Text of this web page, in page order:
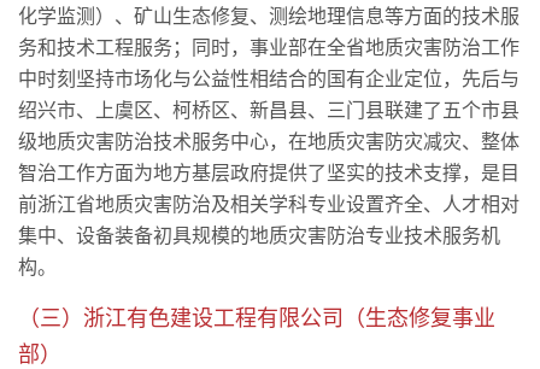
化学监测）、矿山生态修复、测绘地理信息等方面的技术服
务和技术工程服务；同时，事业部在全省地质灾害防治工作
中时刻坚持市场化与公益性相结合的国有企业定位，先后与
绍兴市、上虞区、柯桥区、新昌县、三门县联建了五个市县
级地质灾害防治技术服务中心，在地质灾害防灾减灾、整体
智治工作方面为地方基层政府提供了坚实的技术支撑，是目
前浙江省地质灾害防治及相关学科专业设置齐全、人才相对
集中、设备装备初具规模的地质灾害防治专业技术服务机
构。
（三）浙江有色建设工程有限公司（生态修复事业
部）